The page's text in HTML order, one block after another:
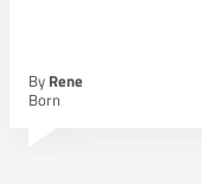
By Rene
Born